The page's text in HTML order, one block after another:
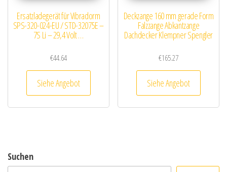
Ersatzladegerät für Vibradorm
SPS-320-024-EU / STD-32075E –
7S Li – 29,4 Volt …
€44.64
Siehe Angebot
Deckzange 160 mm gerade Form
Falzzange Abkantzange
Dachdecker Klempner Spengler
€165.27
Siehe Angebot
Suchen